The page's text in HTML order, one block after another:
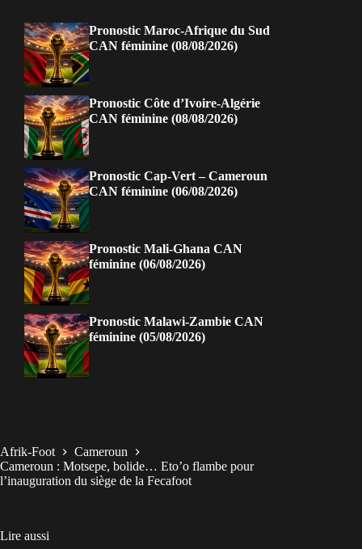
Pronostic Maroc-Afrique du Sud
CAN féminine (08/08/2026)
Pronostic Côte d’Ivoire-Algérie
CAN féminine (08/08/2026)
Pronostic Cap-Vert – Cameroun
CAN féminine (06/08/2026)
Pronostic Mali-Ghana CAN
féminine (06/08/2026)
Pronostic Malawi-Zambie CAN
féminine (05/08/2026)
Afrik-Foot
Cameroun
Cameroun : Motsepe, bolide… Eto’o flambe pour
l’inauguration du siège de la Fecafoot
Lire aussi